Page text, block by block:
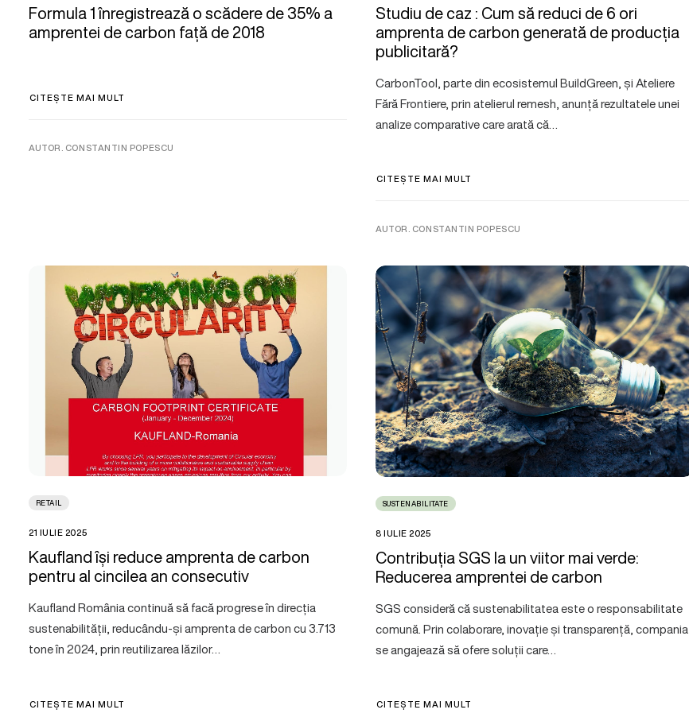
Formula 1 înregistrează o scădere de 35% a
amprentei de carbon față de 2018
CITEȘTE MAI MULT
AUTOR. CONSTANTIN POPESCU
Studiu de caz : Cum să reduci de 6 ori
amprenta de carbon generată de producția
publicitară?
CarbonTool, parte din ecosistemul BuildGreen, și Ateliere
Fără Frontiere, prin atelierul remesh, anunță rezultatele unei
analize comparative care arată că…
CITEȘTE MAI MULT
AUTOR. CONSTANTIN POPESCU
RETAIL
21 IULIE 2025
Kaufland își reduce amprenta de carbon
pentru al cincilea an consecutiv
Kaufland România continuă să facă progrese în direcția
sustenabilității, reducându-și amprenta de carbon cu 3.713
tone în 2024, prin reutilizarea lăzilor…
CITEȘTE MAI MULT
SUSTENABILITATE
8 IULIE 2025
Contribuția SGS la un viitor mai verde:
Reducerea amprentei de carbon
SGS consideră că sustenabilitatea este o responsabilitate
comună. Prin colaborare, inovație și transparență, compania
se angajează să ofere soluții care…
CITEȘTE MAI MULT